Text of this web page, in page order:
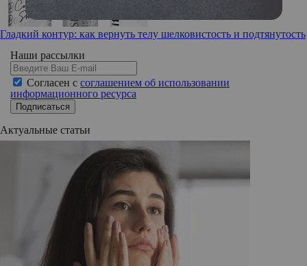
Гладкий контур: как вернуть телу шелковистость и подтянутость
Наши рассылки
Согласен с соглашением об использовании
информационного ресурса
Подписаться
Актуальные статьи